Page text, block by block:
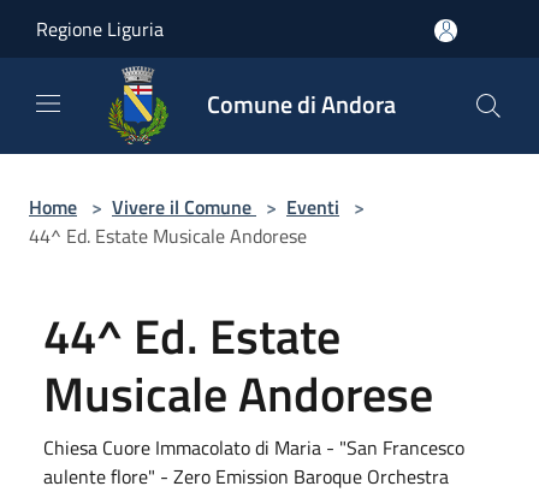
Regione Liguria
Comune di Andora
Home > Vivere il Comune > Eventi >
44^ Ed. Estate Musicale Andorese
44^ Ed. Estate
Musicale Andorese
Chiesa Cuore Immacolato di Maria - "San Francesco
aulente flore" - Zero Emission Baroque Orchestra